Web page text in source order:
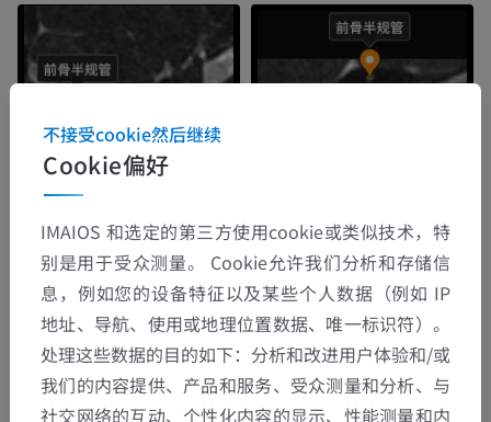
Cookie偏好
不接受cookie然后继续
IMAIOS 和选定的第三方使用cookie或类似技术，特
别是用于受众测量。 Cookie允许我们分析和存储信
息，例如您的设备特征以及某些个人数据（例如 IP
地址、导航、使用或地理位置数据、唯一标识符）。
处理这些数据的目的如下：分析和改进用户体验和/或
我们的内容提供、产品和服务、受众测量和分析、与
社交网络的互动、个性化内容的显示、性能测量和内